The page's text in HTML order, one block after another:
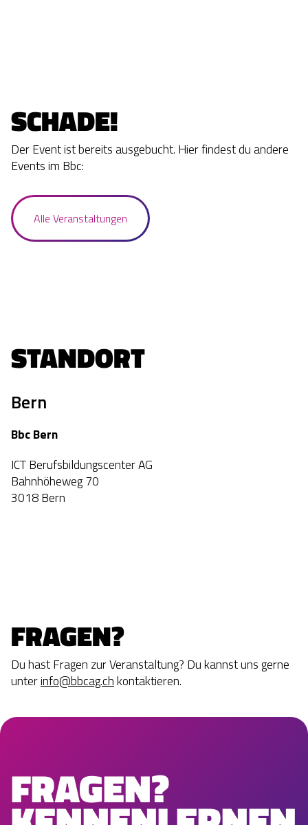
SCHADE!
Der Event ist bereits ausgebucht. Hier findest du andere
Events im Bbc:
Alle Veranstaltungen
STANDORT
Bern
Bbc Bern
ICT Berufsbildungscenter AG
Bahnhöheweg 70
3018 Bern
FRAGEN?
Du hast Fragen zur Veranstaltung? Du kannst uns gerne
unterinfo@bbcag.chkontaktieren.
FRAGEN?